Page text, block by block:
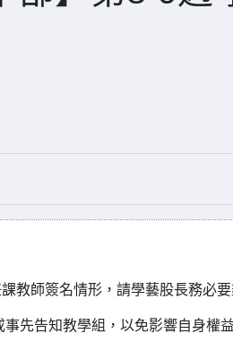
教師簽名情形，請學藝股長務必
先告知教學組，以免影響自身權益